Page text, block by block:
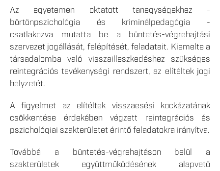
Az egyetemen oktatott tanegységekhez -
börtönpszichológia és kriminálpedagógia -
csatlakozva mutatta be a büntetés-végrehajtási
szervezet jogállását, felépítését, feladatait. Kiemelte a
társadalomba való visszailleszkedéshez szükséges
reintegrációs tevékenységi rendszert, az elítéltek jogi
helyzetét.
A figyelmet az elítéltek visszaesési kockázatának
csökkentése érdekében végzett reintegrációs és
pszichológiai szakterületet érintő feladatokra irányítva.
Továbbá a büntetés-végrehajtáson belül a
szakterületek együttműködésének alapvető